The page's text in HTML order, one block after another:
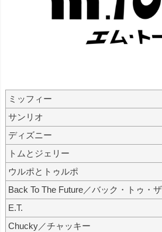
ミッフィー
サンリオ
ディズニー
トムとジェリー
ウルポとトゥルポ
Back To The Future／バック・トゥ・
E.T.
Chucky／チャッキー